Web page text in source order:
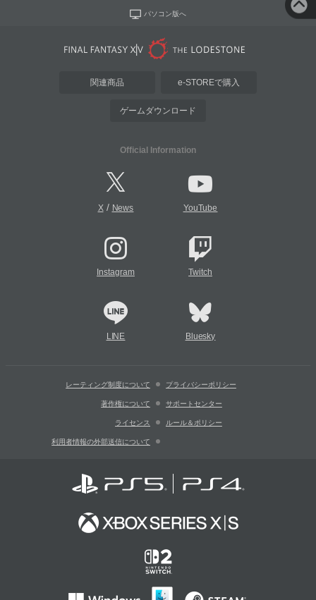
パソコン版へ
関連商品 e-STOREで購入
ゲームダウンロード
Official Information
X/ News YouTube
Instagram Twitch
LINE Bluesky
レーティング制度について プライバシーポリシー
著作権について サポートセンター
ライセンス ルール＆ポリシー
利用者情報の外部送信について